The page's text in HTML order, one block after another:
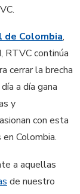
de Colombia,
RTVC continúa
cerrar la brecha
a día gana
y
con esta
Colombia.
a aquellas
de nuestro